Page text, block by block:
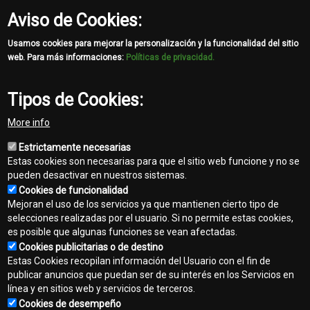
Share
Footer
menu
Contacto
Mapa del sitio
Normas de privacidad
Aviso de Cookies:
Usamos cookies para mejorar la personalización y la funcionalidad del sitio
web. Para más informaciones: Políticas de privacidad.
Tipos de Cookies:
More info
Estrictamente necesarias
Estas cookies son necesarias para que el sitio web funcione y no se
pueden desactivar en nuestros sistemas.
Cookies de funcionalidad
Mejoran el uso de los servicios ya que mantienen cierto tipo de
selecciones realizadas por el usuario. Si no permite estas cookies,
es posible que algunas funciones se vean afectadas.
Cookies publicitarias o de destino
Estas Cookies recopilan información del Usuario con el fin de
publicar anuncios que puedan ser de su interés en los Servicios en
línea y en sitios web y servicios de terceros.
Cookies de desempeño